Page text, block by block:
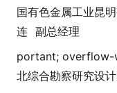
国有色金属工业昆
连 副总经理
portant; overflow-
北综合勘察研究设